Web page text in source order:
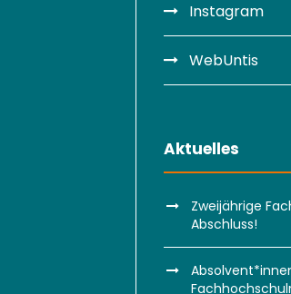
Instagram
WebUntis
Aktuelles
Zweijährige
Abschluss!